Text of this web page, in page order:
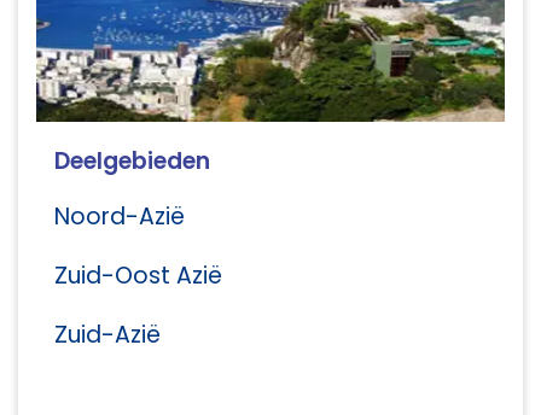
Deelgebieden
Noord-Azië
Zuid-Oost Azië
Zuid-Azië